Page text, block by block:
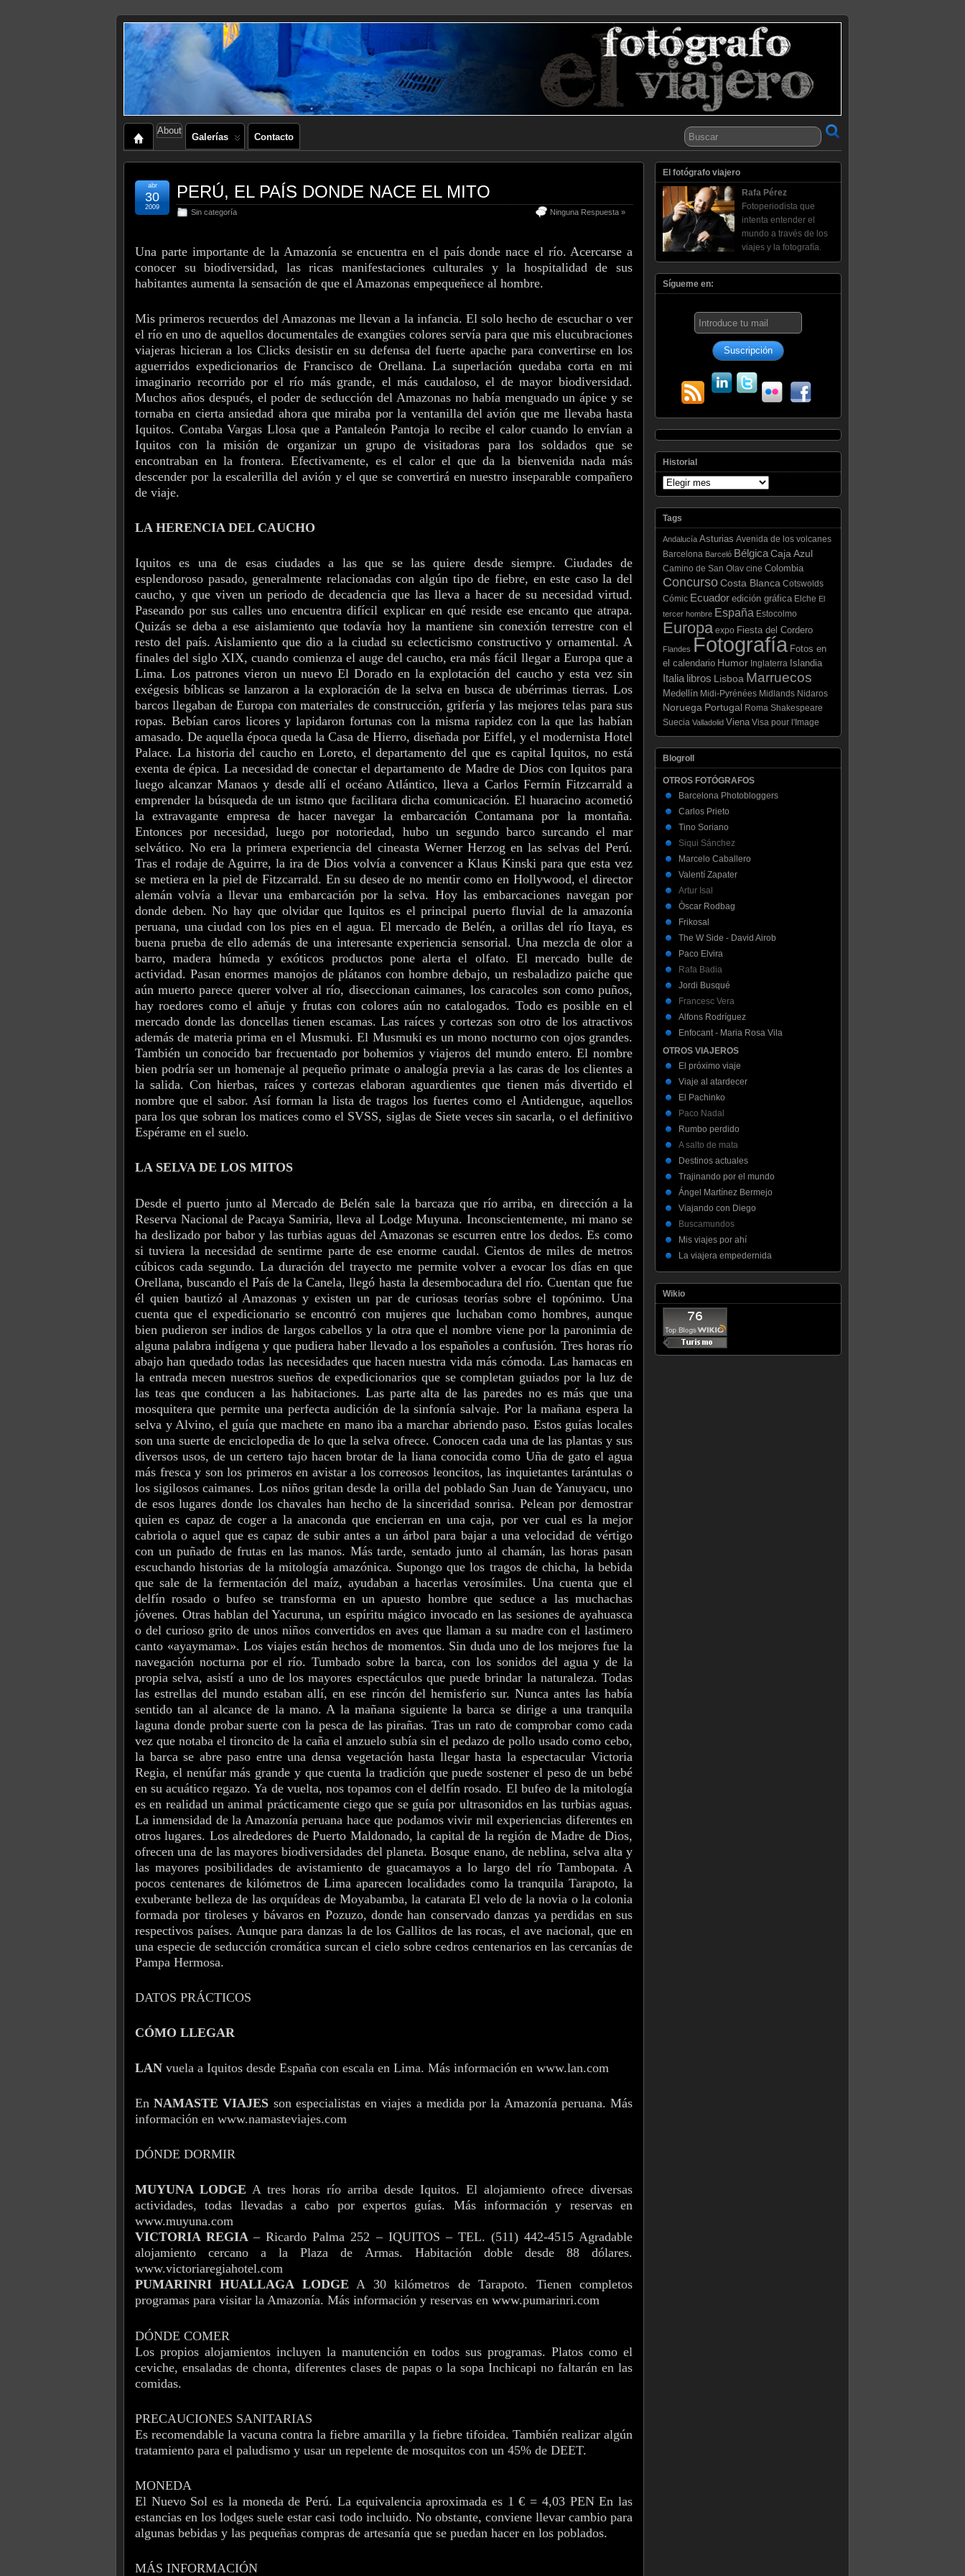
About
Galerías Contacto
PERÚ, EL PAÍS DONDE NACE EL MITO
Sin categoría Ninguna Respuesta »
abr
30
2009
Una parte importante de la Amazonía se encuentra en el país donde nace el río. Acercarse a
conocer su biodiversidad, las ricas manifestaciones culturales y la hospitalidad de sus
habitantes aumenta la sensación de que el Amazonas empequeñece al hombre.
Mis primeros recuerdos del Amazonas me llevan a la infancia. El solo hecho de escuchar o ver
el río en uno de aquellos documentales de exangües colores servía para que mis elucubraciones
viajeras hicieran a los Clicks desistir en su defensa del fuerte apache para convertirse en los
aguerridos expedicionarios de Francisco de Orellana. La superlación quedaba corta en mi
imaginario recorrido por el río más grande, el más caudaloso, el de mayor biodiversidad.
Muchos años después, el poder de seducción del Amazonas no había menguado un ápice y se
tornaba en cierta ansiedad ahora que miraba por la ventanilla del avión que me llevaba hasta
Iquitos. Contaba Vargas Llosa que a Pantaleón Pantoja lo recibe el calor cuando lo envían a
Iquitos con la misión de organizar un grupo de visitadoras para los soldados que se
encontraban en la frontera. Efectivamente, es el calor el que da la bienvenida nada más
descender por la escalerilla del avión y el que se convertirá en nuestro inseparable compañero
de viaje.
LA HERENCIA DEL CAUCHO
Iquitos es una de esas ciudades a las que se las quiere desde siempre. Ciudades de
esplendoroso pasado, generalmente relacionadas con algún tipo de fiebre, en este caso la del
caucho, y que viven un periodo de decadencia que las lleva a hacer de su necesidad virtud.
Paseando por sus calles uno encuentra difícil explicar en qué reside ese encanto que atrapa.
Quizás se deba a ese aislamiento que todavía hoy la mantiene sin conexión terrestre con el
resto del país. Aislamiento que dio a la ciudad su eclecticismo constructivo y ornamental. A
finales del siglo XIX, cuando comienza el auge del caucho, era más fácil llegar a Europa que a
Lima. Los patrones vieron un nuevo El Dorado en la explotación del caucho y esta vez sin
exégesis bíblicas se lanzaron a la exploración de la selva en busca de ubérrimas tierras. Los
barcos llegaban de Europa con materiales de construcción, grifería y las mejores telas para sus
ropas. Bebían caros licores y lapidaron fortunas con la misma rapidez con la que las habían
amasado. De aquella época queda la Casa de Hierro, diseñada por Eiffel, y el modernista Hotel
Palace. La historia del caucho en Loreto, el departamento del que es capital Iquitos, no está
exenta de épica. La necesidad de conectar el departamento de Madre de Dios con Iquitos para
luego alcanzar Manaos y desde allí el océano Atlántico, lleva a Carlos Fermín Fitzcarrald a
emprender la búsqueda de un istmo que facilitara dicha comunicación. El huaracino acometió
la extravagante empresa de hacer navegar la embarcación Contamana por la montaña.
Entonces por necesidad, luego por notoriedad, hubo un segundo barco surcando el mar
selvático. No era la primera experiencia del cineasta Werner Herzog en las selvas del Perú.
Tras el rodaje de Aguirre, la ira de Dios volvía a convencer a Klaus Kinski para que esta vez
se metiera en la piel de Fitzcarrald. En su deseo de no mentir como en Hollywood, el director
alemán volvía a llevar una embarcación por la selva. Hoy las embarcaciones navegan por
donde deben. No hay que olvidar que Iquitos es el principal puerto fluvial de la amazonía
peruana, una ciudad con los pies en el agua. El mercado de Belén, a orillas del río Itaya, es
buena prueba de ello además de una interesante experiencia sensorial. Una mezcla de olor a
barro, madera húmeda y exóticos productos pone alerta el olfato. El mercado bulle de
actividad. Pasan enormes manojos de plátanos con hombre debajo, un resbaladizo paiche que
aún muerto parece querer volver al río, diseccionan caimanes, los caracoles son como puños,
hay roedores como el añuje y frutas con colores aún no catalogados. Todo es posible en el
mercado donde las doncellas tienen escamas. Las raíces y cortezas son otro de los atractivos
además de materia prima en el Musmuki.El Musmuki es un mono nocturno con ojos grandes.
También un conocido bar frecuentado por bohemios y viajeros del mundo entero. El nombre
bien podría ser un homenaje al pequeño primate o analogía previa a las caras de los clientes a
la salida. Con hierbas, raíces y cortezas elaboran aguardientes que tienen más divertido el
nombre que el sabor. Así forman la lista de tragos los fuertes como el Antidengue, aquellos
para los que sobran los matices como el SVSS, siglas de Siete veces sin sacarla, o el definitivo
Espérame en el suelo.
LA SELVA DE LOS MITOS
Desde el puerto junto al Mercado de Belén sale la barcaza que río arriba, en dirección a la
Reserva Nacional de Pacaya Samiria, lleva al Lodge Muyuna. Inconscientemente, mi mano se
ha deslizado por babor y las turbias aguas del Amazonas se escurren entre los dedos. Es como
si tuviera la necesidad de sentirme parte de ese enorme caudal. Cientos de miles de metros
cúbicos cada segundo. La duración del trayecto me permite volver a evocar los días en que
Orellana, buscando el País de la Canela, llegó hasta la desembocadura del río. Cuentan que fue
él quien bautizó al Amazonas y existen un par de curiosas teorías sobre el topónimo. Una
cuenta que el expedicionario se encontró con mujeres que luchaban como hombres, aunque
bien pudieron ser indios de largos cabellos y la otra que el nombre viene por la paronimia de
alguna palabra indígena y que pudiera haber llevado a los españoles a confusión. Tres horas río
abajo han quedado todas las necesidades que hacen nuestra vida más cómoda. Las hamacas en
la entrada mecen nuestros sueños de expedicionarios que se completan guiados por la luz de
las teas que conducen a las habitaciones. Las parte alta de las paredes no es más que una
mosquitera que permite una perfecta audición de la sinfonía salvaje. Por la mañana espera la
selva y Alvino, el guía que machete en mano iba a marchar abriendo paso. Estos guías locales
son una suerte de enciclopedia de lo que la selva ofrece. Conocen cada una de las plantas y sus
diversos usos, de un certero tajo hacen brotar de la liana conocida como Uña de gato el agua
más fresca y son los primeros en avistar a los correosos leoncitos, las inquietantes tarántulas o
los sigilosos caimanes. Los niños gritan desde la orilla del poblado San Juan de Yanuyacu, uno
de esos lugares donde los chavales han hecho de la sinceridad sonrisa. Pelean por demostrar
quien es capaz de coger a la anaconda que encierran en una caja, por ver cual es la mejor
cabriola o aquel que es capaz de subir antes a un árbol para bajar a una velocidad de vértigo
con un puñado de frutas en las manos. Más tarde, sentado junto al chamán, las horas pasan
escuchando historias de la mitología amazónica. Supongo que los tragos de chicha, la bebida
que sale de la fermentación del maíz, ayudaban a hacerlas verosímiles. Una cuenta que el
delfín rosado o bufeo se transforma en un apuesto hombre que seduce a las muchachas
jóvenes. Otras hablan del Yacuruna, un espíritu mágico invocado en las sesiones de ayahuasca
o del curioso grito de unos niños convertidos en aves que llaman a su madre con el lastimero
canto «ayaymama».Los viajes están hechos de momentos. Sin duda uno de los mejores fue la
navegación nocturna por el río. Tumbado sobre la barca, con los sonidos del agua y de la
propia selva, asistí a uno de los mayores espectáculos que puede brindar la naturaleza. Todas
las estrellas del mundo estaban allí, en ese rincón del hemisferio sur. Nunca antes las había
sentido tan al alcance de la mano. A la mañana siguiente la barca se dirige a una tranquila
laguna donde probar suerte con la pesca de las pirañas. Tras un rato de comprobar como cada
vez que notaba el tironcito de la caña el anzuelo subía sin el pedazo de pollo usado como cebo,
la barca se abre paso entre una densa vegetación hasta llegar hasta la espectacular Victoria
Regia, el nenúfar más grande y que cuenta la tradición que puede sostener el peso de un bebé
en su acuático regazo. Ya de vuelta, nos topamos con el delfín rosado. El bufeo de la mitología
es en realidad un animal prácticamente ciego que se guía por ultrasonidos en las turbias aguas.
La inmensidad de la Amazonía peruana hace que podamos vivir mil experiencias diferentes en
otros lugares. Los alrededores de Puerto Maldonado, la capital de la región de Madre de Dios,
ofrecen una de las mayores biodiversidades del planeta. Bosque enano, de neblina, selva alta y
las mayores posibilidades de avistamiento de guacamayos a lo largo del río Tambopata. A
pocos centenares de kilómetros de Lima aparecen localidades como la tranquila Tarapoto, la
exuberante belleza de las orquídeas de Moyabamba, la catarata El velo de la novia o la colonia
formada por tiroleses y bávaros en Pozuzo, donde han conservado danzas ya perdidas en sus
respectivos países. Aunque para danzas la de los Gallitos de las rocas, el ave nacional, que en
una especie de seducción cromática surcan el cielo sobre cedros centenarios en las cercanías de
Pampa Hermosa.
DATOS PRÁCTICOS
CÓMO LLEGAR
LAN vuela a Iquitos desde España con escala en Lima. Más información en www.lan.com
EnNAMASTE VIAJES son especialistas en viajes a medida por la Amazonía peruana. Más
información en www.namasteviajes.com
DÓNDE DORMIR
MUYUNA LODGE A tres horas río arriba desde Iquitos. El alojamiento ofrece diversas
actividades, todas llevadas a cabo por expertos guías. Más información y reservas en
www.muyuna.com
VICTORIA REGIA– Ricardo Palma 252 – IQUITOS – TEL. (511) 442-4515 Agradable
alojamiento cercano a la Plaza de Armas. Habitación doble desde 88 dólares.
www.victoriaregiahotel.com
PUMARINRI HUALLAGA LODGE A 30 kilómetros de Tarapoto. Tienen completos
programas para visitar la Amazonía. Más información y reservas en www.pumarinri.com
DÓNDE COMER
Los propios alojamientos incluyen la manutención en todos sus programas. Platos como el
ceviche, ensaladas de chonta, diferentes clases de papas o la sopa Inchicapi no faltarán en las
comidas.
PRECAUCIONES SANITARIAS
Es recomendable la vacuna contra la fiebre amarilla y la fiebre tifoidea. También realizar algún
tratamiento para el paludismo y usar un repelente de mosquitos con un 45% de DEET.
MONEDA
El Nuevo Sol es la moneda de Perú. La equivalencia aproximada es 1 € = 4,03 PEN En las
estancias en los lodges suele estar casi todo incluido. No obstante, conviene llevar cambio para
algunas bebidas y las pequeñas compras de artesanía que se puedan hacer en los poblados.
MÁS INFORMACIÓN
El fotógrafo viajero
Rafa Pérez
Fotoperiodista que
intenta entender el
mundo a través de los
viajes y la fotografía.
Sígueme en:
Historial
Tags
Andalucía Asturias Avenida de los volcanes
Barcelona Barceló BélgicaCaja Azul
Camino de San Olav cine Colombia
ConcursoCosta Blanca Cotswolds
Cómic Ecuador edición gráfica Elche El
tercer hombre España Estocolmo
Europa expo Fiesta del Cordero
Flandes Fotografía Fotos en
el calendario Humor Inglaterra Islandia
Italia libros Lisboa Marruecos
Medellín Midi-Pyrénées Midlands Nidaros
Noruega Portugal Roma Shakespeare
Suecia Valladolid Viena Visa pour l'Image
Blogroll
OTROS FOTÓGRAFOS
Barcelona Photobloggers
Carlos Prieto
Tino Soriano
Siqui Sánchez
Marcelo Caballero
Valentí Zapater
Artur Isal
Òscar Rodbag
Frikosal
The W Side - David Airob
Paco Elvira
Rafa Badia
Jordi Busqué
Francesc Vera
Alfons Rodríguez
Enfocant - Maria Rosa Vila
OTROS VIAJEROS
El próximo viaje
Viaje al atardecer
El Pachinko
Paco Nadal
Rumbo perdido
A salto de mata
Destinos actuales
Trajinando por el mundo
Ángel Martínez Bermejo
Viajando con Diego
Buscamundos
Mis viajes por ahí
La viajera empedernida
Wikio